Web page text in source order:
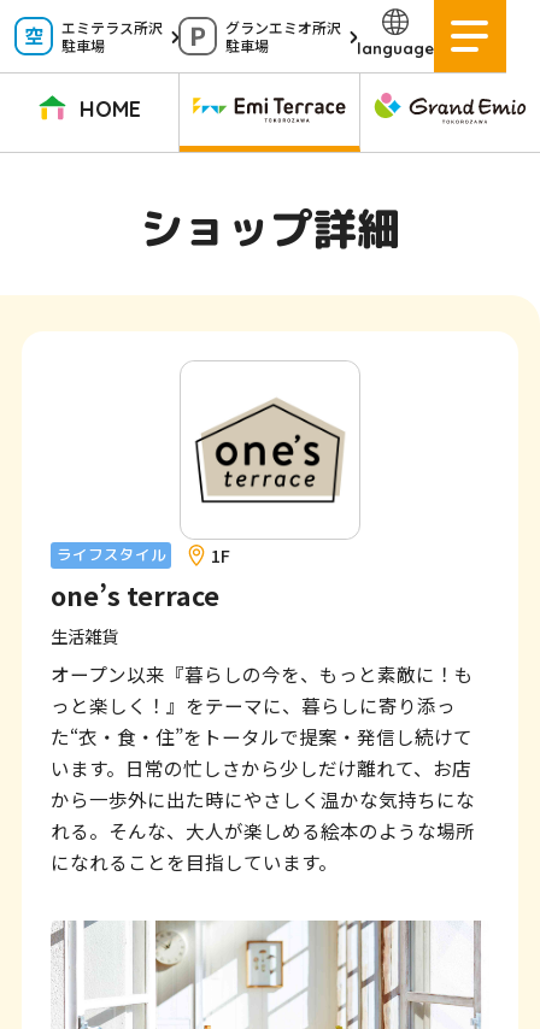
ペ
ー
内
る
HOME
エミテラス所沢
駐車場
グランエミオ所沢
駐車場
language
イベントニュース ショップニュース ショップガイド
グルメガイド
営業時間
サービス案内
アクセス
スタッフ募集
ご意見・お問い合わせ
ショップ詳細
ライフスタイル 1F
one’s terrace
生活雑貨
オープン以来『暮らしの今を、もっと素敵に！も
っと楽しく！』をテーマに、暮らしに寄り添っ
た“衣・食・住”をトータルで提案・発信し続けて
います。日常の忙しさから少しだけ離れて、お店
から一歩外に出た時にやさしく温かな気持ちにな
れる。そんな、大人が楽しめる絵本のような場所
になれることを目指しています。